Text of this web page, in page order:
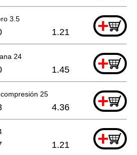
3.5 +
1.21
24 +
1.45
25 +
4.36
+
1.21